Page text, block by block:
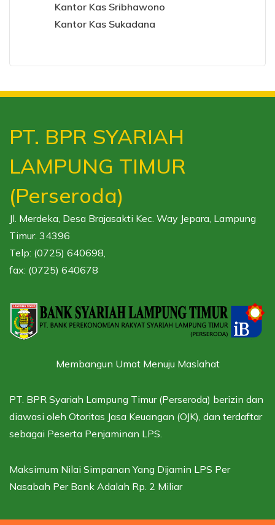
Kantor Kas Sribhawono
Kantor Kas Sukadana
PT. BPR SYARIAH
LAMPUNG TIMUR
(Perseroda)
Jl. Merdeka, Desa Brajasakti Kec. Way Jepara, Lampung
Timur. 34396
Telp: (0725) 640698,
fax: (0725) 640678
Membangun Umat Menuju Maslahat
PT. BPR Syariah Lampung Timur (Perseroda) berizin dan
diawasi oleh Otoritas Jasa Keuangan (OJK), dan terdaftar
sebagai Peserta Penjaminan LPS.
Maksimum Nilai Simpanan Yang Dijamin LPS Per
Nasabah Per Bank Adalah Rp. 2 Miliar